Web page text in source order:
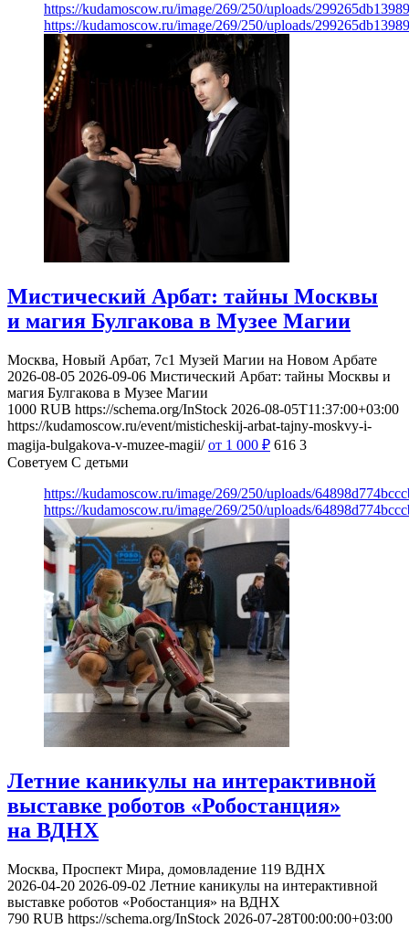
https://kudamoscow.ru/image/269/250/uploads/
https://kudamoscow.ru/image/269/250/uploads/
Мистический Арбат: тайны Москвы
и магия Булгакова в Музее Магии
Москва, Новый Арбат, 7с1 Музей Магии на Новом Арбате
2026-08-05 2026-09-06 Мистический Арбат: тайны Москвы и
магия Булгакова в Музее Магии
1000 RUB https://schema.org/InStock 2026-08-05T11:37:00+03:00
https://kudamoscow.ru/event/misticheskij-arbat-tajny-moskvy-i-
magija-bulgakova-v-muzee-magii/ от 1 000 ₽ 616 3
Советуем С детьми
https://kudamoscow.ru/image/269/250/uploads/
https://kudamoscow.ru/image/269/250/uploads/
Летние каникулы на интерактивной
выставке роботов «Робостанция»
на ВДНХ
Москва, Проспект Мира, домовладение 119 ВДНХ
2026-04-20 2026-09-02 Летние каникулы на интерактивной
выставке роботов «Робостанция» на ВДНХ
790 RUB https://schema.org/InStock 2026-07-28T00:00:00+03:00